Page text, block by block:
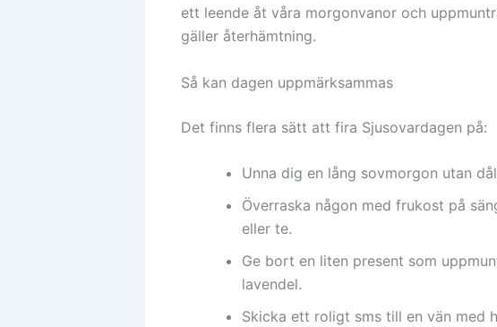
ett leende åt våra morgonvanor och
gäller återhämtning.
Så kan dagen uppmärksammas
Det finns flera sätt att fira Sjusovardagen på:
Unna dig en lång sovmorgon utan
Överraska någon med frukost på
eller te.
Ge bort en liten present som
lavendel.
Skicka ett roligt sms till en vän med